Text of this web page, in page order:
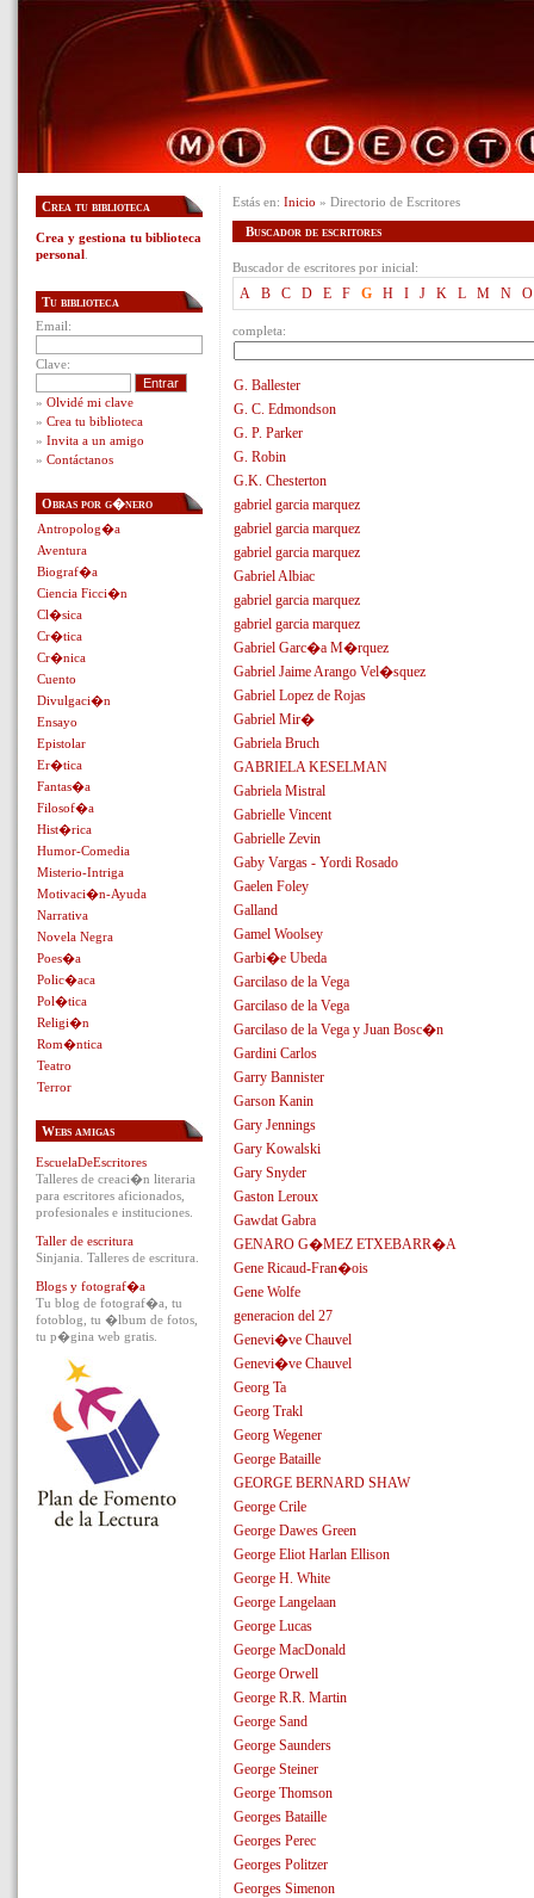
Estás en: Inicio » Directorio de Escritores
Buscador de escritores
Buscador de escritores por inicial:
A B C D E F G H I J K L M N O
completa:
G. Ballester
G. C. Edmondson
G. P. Parker
G. Robin
G.K. Chesterton
gabriel garcia marquez
gabriel garcia marquez
gabriel garcia marquez
Gabriel Albiac
gabriel garcia marquez
gabriel garcia marquez
Gabriel Garc�a M�rquez
Gabriel Jaime Arango Vel�squez
Gabriel Lopez de Rojas
Gabriel Mir�
Gabriela Bruch
GABRIELA KESELMAN
Gabriela Mistral
Gabrielle Vincent
Gabrielle Zevin
Gaby Vargas - Yordi Rosado
Gaelen Foley
Galland
Gamel Woolsey
Garbi�e Ubeda
Garcilaso de la Vega
Garcilaso de la Vega
Garcilaso de la Vega y Juan Bosc�n
Gardini Carlos
Garry Bannister
Garson Kanin
Gary Jennings
Gary Kowalski
Gary Snyder
Gaston Leroux
Gawdat Gabra
GENARO G�MEZ ETXEBARR�A
Gene Ricaud-Fran�ois
Gene Wolfe
generacion del 27
Genevi�ve Chauvel
Genevi�ve Chauvel
Georg Ta
Georg Trakl
Georg Wegener
George Bataille
GEORGE BERNARD SHAW
George Crile
George Dawes Green
George Eliot Harlan Ellison
George H. White
George Langelaan
George Lucas
George MacDonald
George Orwell
George R.R. Martin
George Sand
George Saunders
George Steiner
George Thomson
Georges Bataille
Georges Perec
Georges Politzer
Georges Simenon
Crea tu biblioteca
Crea y gestiona tu biblioteca
personal
Tu biblioteca
Email:
Clave:
» Olvidé mi clave
» Crea tu biblioteca
» Invita a un amigo
» Contáctanos
Obras por g�nero
Antropolog�a
Aventura
Biograf�a
Ciencia Ficci�n
Cl�sica
Cr�tica
Cr�nica
Cuento
Divulgaci�n
Ensayo
Epistolar
Er�tica
Fantas�a
Filosof�a
Hist�rica
Humor-Comedia
Misterio-Intriga
Motivaci�n-Ayuda
Narrativa
Novela Negra
Poes�a
Polic�aca
Pol�tica
Religi�n
Rom�ntica
Teatro
Terror
Webs amigas
EscuelaDeEscritores
Talleres de creaci�n literaria
para escritores aficionados,
profesionales e instituciones.
Taller de escritura
Sinjania. Talleres de escritura.
Blogs y fotograf�a
Tu blog de fotograf�a, tu
fotoblog, tu �lbum de fotos,
tu p�gina web gratis.